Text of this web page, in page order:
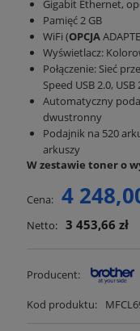
Gigabit Ethernet,
Pamięć 2 GB
WiFi (OPCJA
Wyświetlacz:
Połączenie: Sieć
Speed USB 2.0,
Automatyczny
dwustronny
Podajnik na 520
arkuszy
W zestawie toner o
Cena: 4
Netto: 3 453,66 zł
Producent:
Kod produktu: